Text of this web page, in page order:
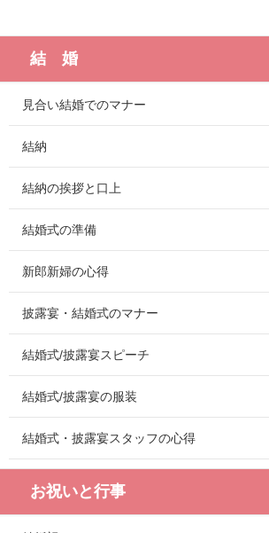
結 婚
見合い結婚でのマナー
結納
結納の挨拶と口上
結婚式の準備
新郎新婦の心得
披露宴・結婚式のマナー
結婚式/披露宴スピーチ
結婚式/披露宴の服装
結婚式・披露宴スタッフの心得
お祝いと行事